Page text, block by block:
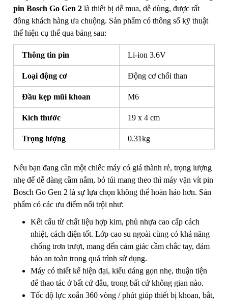
pin Bosch Go Gen 2 là thiết bị dễ mua, dễ dùng, được rất
đông khách hàng ưa chuộng. Sản phẩm có thông số kỹ thuật
thể hiện cụ thể qua bảng sau:
Thông tin pin Li-ion 3.6V
Loại động cơ Động cơ chổi than
Đầu kẹp mũi khoan M6
Kích thước 19 x 4 cm
Trọng lượng 0.31kg
Nếu bạn đang cần một chiếc máy có giá thành rẻ, trọng lượng
nhẹ để dễ dàng cầm nắm, bỏ túi mang theo thì máy vặn vít pin
Bosch Go Gen 2 là sự lựa chọn không thể hoàn hảo hơn. Sản
phẩm có các ưu điểm nổi trội như:
Kết cấu từ chất liệu hợp kim, phủ nhựa cao cấp cách
nhiệt, cách điện tốt. Lớp cao su ngoài cùng có khả năng
chống trơn trượt, mang đến cảm giác cầm chắc tay, đảm
bảo an toàn trong quá trình sử dụng.
Máy có thiết kế hiện đại, kiểu dáng gọn nhẹ, thuận tiện
để thao tác ở bất cứ đâu, trong bất cứ không gian nào.
Tốc độ lực xoắn 360 vòng / phút giúp thiết bị khoan, bắt,